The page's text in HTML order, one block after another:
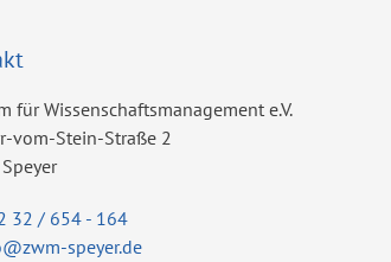
für Wissenschaftsmanagement e.V.
vom-Stein-Straße 2
32 / 654 - 164
speyer.de